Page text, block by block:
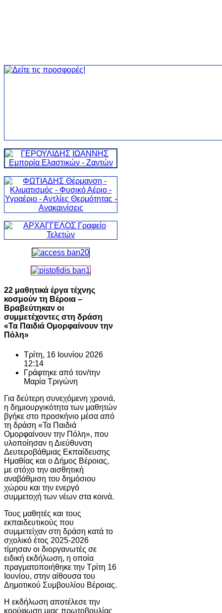
22 μαθητικά έργα τέχνης
κοσμούν τη Βέροια –
Βραβεύτηκαν οι
συμμετέχοντες στη δράση
«Τα Παιδιά Ομορφαίνουν την
Πόλη»
Τρίτη, 16 Ιουνίου 2026
12:14
Γράφτηκε από τον/την
Μαρία Τριγώνη
Για δεύτερη συνεχόμενη χρονιά,
η δημιουργικότητα των μαθητών
βγήκε στο προσκήνιο μέσα από
τη δράση «Τα Παιδιά
Ομορφαίνουν την Πόλη», που
υλοποίησαν η Διεύθυνση
Δευτεροβάθμιας Εκπαίδευσης
Ημαθίας και ο Δήμος Βέροιας,
με στόχο την αισθητική
αναβάθμιση του δημόσιου
χώρου και την ενεργό
συμμετοχή των νέων στα κοινά.
Τους μαθητές και τους
εκπαιδευτικούς που
συμμετείχαν στη δράση κατά το
σχολικό έτος 2025-2026
τίμησαν οι διοργανωτές σε
ειδική εκδήλωση, η οποία
πραγματοποιήθηκε την Τρίτη 16
Ιουνίου, στην αίθουσα του
Δημοτικού Συμβουλίου Βέροιας.
Η εκδήλωση αποτέλεσε την
κορύφωση μιας πρωτοβουλίας